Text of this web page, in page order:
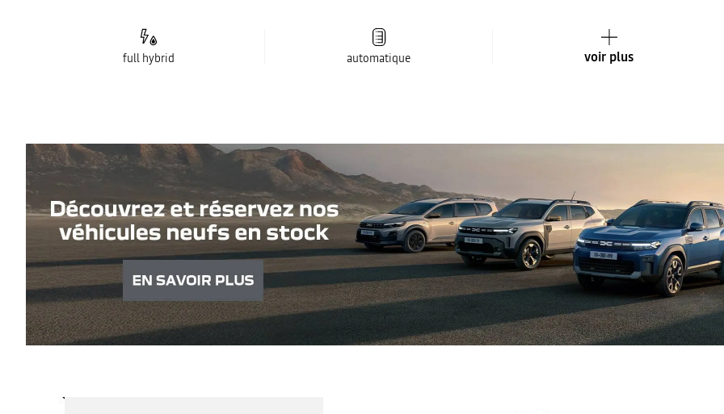
full hybrid automatique voir plus